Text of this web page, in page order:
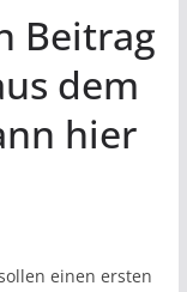
Beitrag
dem
hier
einen ersten